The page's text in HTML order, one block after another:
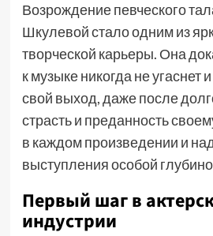
Возрождение певческого
Шкулевой стало одним из
творческой карьеры. Она
к музыке никогда не угаснет
свой выход, даже после
страсть и преданность
в каждом произведении и
выступления особой
Первый шаг в
индустрии